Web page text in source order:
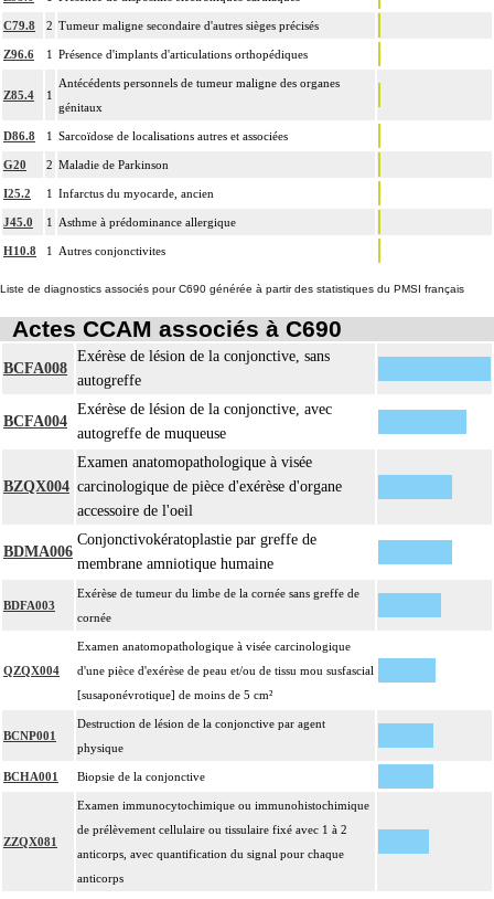
C79.8 2 Tumeur maligne secondaire d'autres sièges précisés
Z96.6 1 Présence d'implants d'articulations orthopédiques
Z85.4 1
Antécédents personnels de tumeur maligne des organes
génitaux
D86.8 1 Sarcoïdose de localisations autres et associées
G20 2 Maladie de Parkinson
I25.2 1 Infarctus du myocarde, ancien
J45.0 1 Asthme à prédominance allergique
H10.8 1 Autres conjonctivites
Liste de diagnostics associés pour C690 générée à partir des statistiques du PMSI français
Actes CCAM associés à C690
BCFA008
Exérèse de lésion de la conjonctive, sans
autogreffe
BCFA004
Exérèse de lésion de la conjonctive, avec
autogreffe de muqueuse
BZQX004
Examen anatomopathologique à visée
carcinologique de pièce d'exérèse d'organe
accessoire de l'oeil
BDMA006
Conjonctivokératoplastie par greffe de
membrane amniotique humaine
BDFA003
Exérèse de tumeur du limbe de la cornée sans greffe de
cornée
QZQX004
Examen anatomopathologique à visée carcinologique
d'une pièce d'exérèse de peau et/ou de tissu mou susfascial
[susaponévrotique] de moins de 5 cm²
BCNP001
Destruction de lésion de la conjonctive par agent
physique
BCHA001 Biopsie de la conjonctive
ZZQX081
Examen immunocytochimique ou immunohistochimique
de prélèvement cellulaire ou tissulaire fixé avec 1 à 2
anticorps, avec quantification du signal pour chaque
anticorps